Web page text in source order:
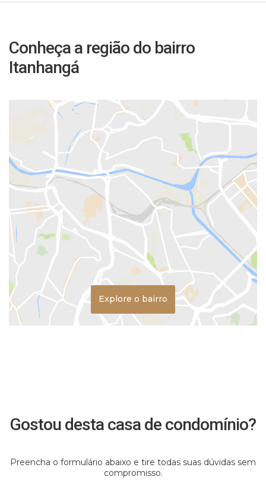
Conheça a região do bairro
Itanhangá
Explore o bairro
Gostou desta casa de condomínio?
Preencha o formulário abaixo e tire todas suas dúvidas sem
compromisso.